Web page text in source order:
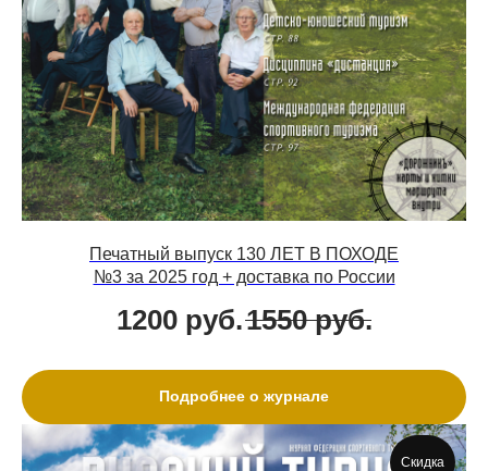
Печатный выпуск 130 ЛЕТ В ПОХОДЕ
№3 за 2025 год + доставка по России
1200 руб.1550 руб.
Подробнее о журнале
Скидка